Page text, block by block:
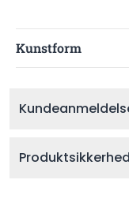
Kunstform
Produktsikkerhed